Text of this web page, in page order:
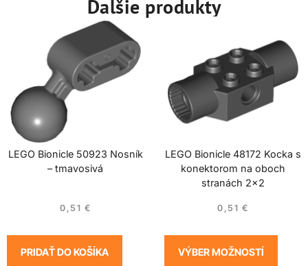
Ďalšie produkty
LEGO Bionicle 50923 Nosník
– tmavosivá
0,51 €
PRIDAŤ DO KOŠÍKA
LEGO Bionicle 48172 Kocka s
konektorom na oboch
stranách 2×2
0,51 €
VÝBER MOŽNOSTÍ